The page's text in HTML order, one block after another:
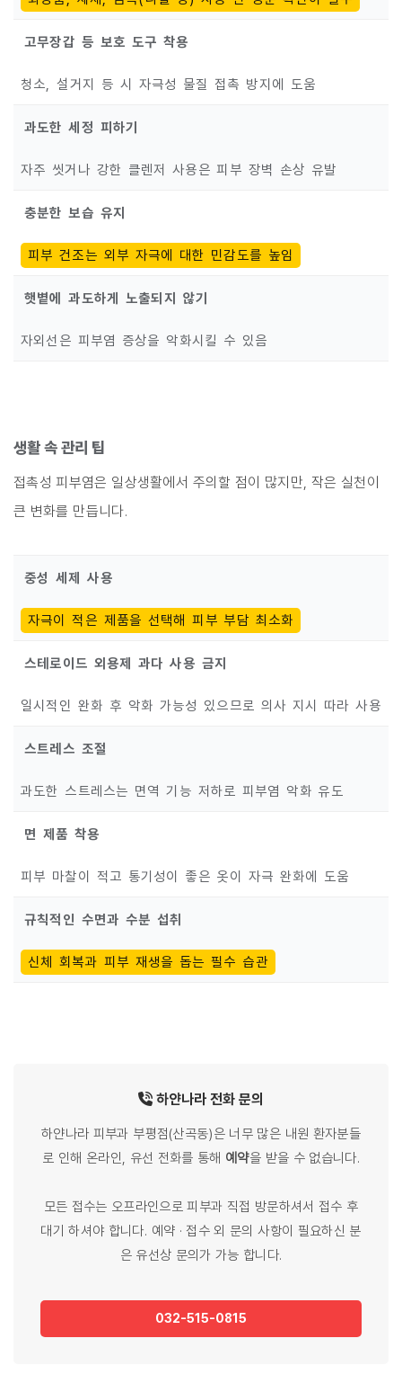
고무장갑 등 보호 도구 착용
청소, 설거지 등 시 자극성 물질 접촉 방지에 도움
과도한 세정 피하기
자주 씻거나 강한 클렌저 사용은 피부 장벽 손상 유발
충분한 보습 유지
피부 건조는 외부 자극에 대한 민감도를 높임
햇볕에 과도하게 노출되지 않기
자외선은 피부염 증상을 악화시킬 수 있음
생활 속 관리 팁
접촉성 피부염은 일상생활에서 주의할 점이 많지만, 작은 실천이
큰 변화를 만듭니다.
중성 세제 사용
자극이 적은 제품을 선택해 피부 부담 최소화
스테로이드 외용제 과다 사용 금지
일시적인 완화 후 악화 가능성 있으므로 의사 지시 따라 사용
스트레스 조절
과도한 스트레스는 면역 기능 저하로 피부염 악화 유도
면 제품 착용
피부 마찰이 적고 통기성이 좋은 옷이 자극 완화에 도움
규칙적인 수면과 수분 섭취
신체 회복과 피부 재생을 돕는 필수 습관
하얀나라 전화 문의
하얀나라 피부과 부평점(산곡동)은 너무 많은 내원 환자분들
로 인해 온라인, 유선 전화를 통해 예약을 받을 수 없습니다.
모든 접수는 오프라인으로 피부과 직접 방문하셔서 접수 후
대기 하셔야 합니다. 예약 · 접수 외 문의 사항이 필요하신 분
은 유선상 문의가 가능 합니다.
032-515-0815